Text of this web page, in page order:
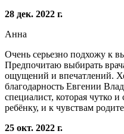
28 дек. 2022 г.
Анна
Очень серьезно подхожу к
Предпочитаю выбирать
ощущений и впечатлений.
благодарность Евгении
специалист, которая чутко
ребёнку, и к чувствам
25 окт. 2022 г.